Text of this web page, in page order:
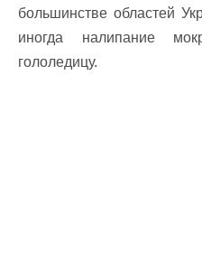
большинстве областей
иногда налипание
гололедицу.